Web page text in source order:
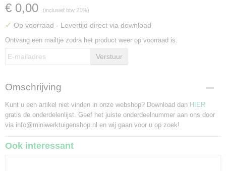
€ 0,00 (inclusief btw 21%)
✓ Op voorraad - Levertijd direct via download
Ontvang een mailtje zodra het product weer op voorraad is.
Verstuur
Omschrijving
Kunt u een artikel niet vinden in onze webshop? Download dan HIER
gratis de onderdelenlijst. Geef het juiste onderdeelnummer aan ons door
via info@miniwerktuigenshop.nl en wij gaan voor u op zoek!
Ook interessant